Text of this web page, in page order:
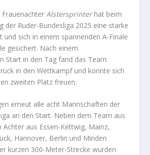
Alstersprinterhat beim
der Ruder-Bundesliga 2025 eine starke
und sich in einem spannenden A-Finale
gesichert. Nach einem
Start in den Tag fand das Team
in den Wettkampf und konnte sich
zweiten Platz freuen.
erneut alle acht Mannschaften der
an den Start. Neben dem Team aus
Achter aus Essen-Kettwig, Mainz,
Hannover, Berlin und Minden
kurzen 300-Meter-Strecke wurden